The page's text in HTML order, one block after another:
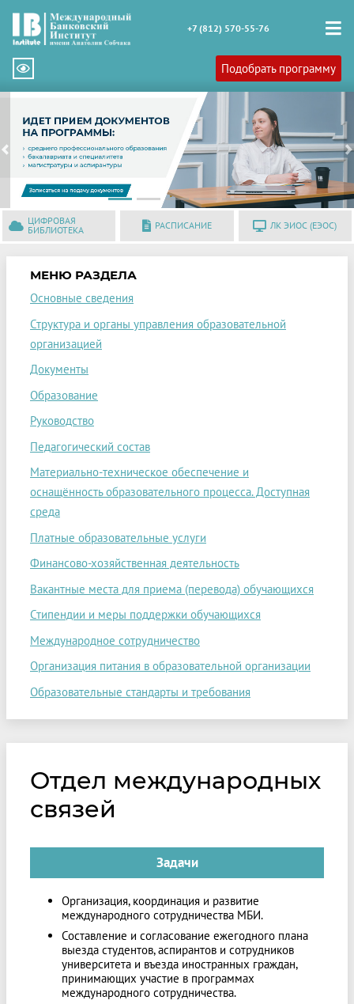
+7 (812) 570-55-76
Подобрать программу
Previous
ЦИФРОВАЯ
БИБЛИОТЕКА
РАСПИСАНИЕ ЛК ЭИОС (ЕЭОС)
МЕНЮ РАЗДЕЛА
Основные сведения
Структура и органы управления образовательной
организацией
Документы
Образование
Руководство
Педагогический состав
Материально-техническое обеспечение и
оснащённость образовательного процесса. Доступная
среда
Платные образовательные услуги
Финансово-хозяйственная деятельность
Вакантные места для приема (перевода) обучающихся
Стипендии и меры поддержки обучающихся
Международное сотрудничество
Организация питания в образовательной организации
Образовательные стандарты и требования
Отдел международных
связей
Задачи
Организация, координация и развитие
международного сотрудничества МБИ.
Составление и согласование ежегодного плана
выезда студентов, аспирантов и сотрудников
университета и въезда иностранных граждан,
принимающих участие в программах
международного сотрудничества.